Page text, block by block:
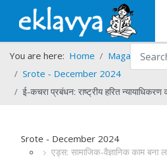
Search
You are here: Home Magazines
Srote - December 2024
ई-कचरा प्रबंधन: राष्ट्रीय हरित न्यायाधिकरण
Srote - December 2024
एड्स: सामाजिक-वैज्ञानिक काम बना